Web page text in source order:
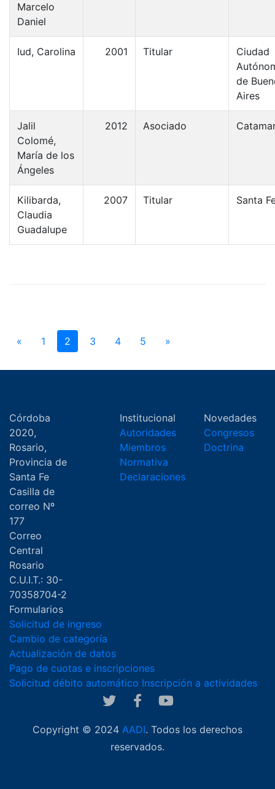
Marcelo
Daniel
Iud, Carolina 2001 Titular
Ciudad
de
Aires
Jalil
Colomé,
María de los
Ángeles
2012 Asociado
Kilibarda,
Claudia
Guadalupe
2007 Titular Santa
« 1 2 3 4 5 »
Córdoba
2020,
Rosario,
Provincia de
Santa Fe
Casilla de
correo Nº
177
Correo
Central
Rosario
C.U.I.T.: 30-
70358704-2
Institucional
Autoridades
Miembros
Normativa
Declaraciones
Novedades
Congresos
Doctrina
Formularios
Solicitud de ingreso
Cambio de categoría
Actualización de datos
Pago de cuotas e inscripciones
Solicitud débito automático Inscripción a actividades
Copyright © 2024 AADI. Todos los derechos
reservados.